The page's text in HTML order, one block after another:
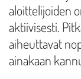
aloittelijoiden
aktiivisesti.
aiheuttavat
ainakaan